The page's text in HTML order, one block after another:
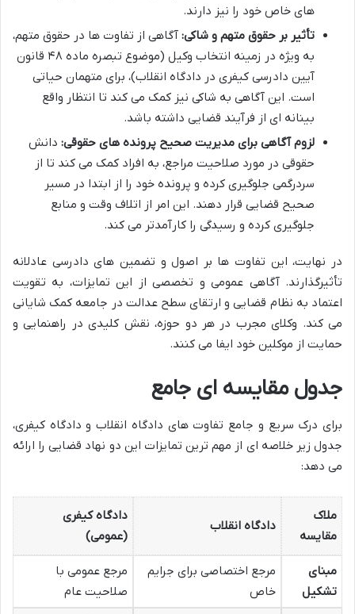
های خاص خود را نیز دارند.
تأثیر بر حقوق متهم و شاکی: آگاهی از تفاوت ها در حقوق متهم،
به ویژه در زمینه انتخاب وکیل (موضوع تبصره ماده ۴۸ قانون
آیین دادرسی کیفری در دادگاه انقلاب)، برای متهمان حیاتی
است. این آگاهی به شاکی نیز کمک می کند تا انتظار واقع
بینانه ای از فرآیند قضایی داشته باشد.
لزوم آگاهی برای مدیریت صحیح پرونده های حقوقی: دانش
حقوقی در مورد صلاحیت مراجع، به افراد کمک می کند تا از
سردرگمی جلوگیری کرده و پرونده خود را از ابتدا در مسیر
صحیح قضایی قرار دهند. این امر از اتلاف وقت و منابع
جلوگیری کرده و رسیدگی را کارآمدتر می کند.
در نهایت، این تفاوت ها بر اصول و تضمین های دادرسی عادلانه
تأثیرگذارند. آگاهی عمومی و تخصصی از این تمایزات، به تقویت
اعتماد به نظام قضایی و ارتقای سطح عدالت در جامعه کمک شایانی
می کند. وکلای مجرب در هر دو حوزه، نقش کلیدی در راهنمایی و
حمایت از موکلین خود ایفا می کنند.
جدول مقایسه ای جامع
برای درک سریع و جامع تفاوت های دادگاه انقلاب و دادگاه کیفری،
جدول زیر خلاصه ای از مهم ترین تمایزات این دو نهاد قضایی را ارائه
می دهد:
ملاک
مقایسه
دادگاه انقلاب
دادگاه کیفری
(عمومی)
مبنای
تشکیل
مرجع اختصاصی برای جرایم
خاص
مرجع عمومی با
صلاحیت عام